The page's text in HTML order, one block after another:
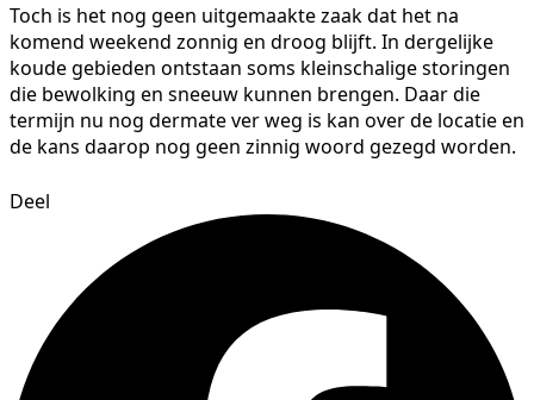
Toch is het nog geen uitgemaakte zaak dat het na
komend weekend zonnig en droog blijft. In dergelijke
koude gebieden ontstaan soms kleinschalige storingen
die bewolking en sneeuw kunnen brengen. Daar die
termijn nu nog dermate ver weg is kan over de locatie en
de kans daarop nog geen zinnig woord gezegd worden.
Deel